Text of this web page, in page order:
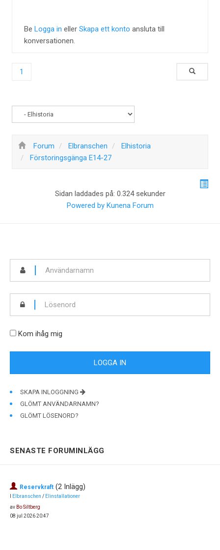
Be Logga in eller Skapa ett konto ansluta till
konversationen.
1
Forum Elbranschen
Elhistoria
Förstoringsgänga E14-27
Sidan laddades på: 0.324 sekunder
Powered by Kunena Forum
Kom ihåg mig
SKAPA INLOGGNING
GLÖMT ANVÄNDARNAMN?
GLÖMT LÖSENORD?
SENASTE FORUMINLÄGG
Reservkraft (2 Inlägg)
Elbranschen / Elinstallationer
av Bo Siltberg
08 jul 2026 20:47